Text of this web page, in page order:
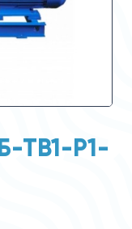
ТВ1-Р1-